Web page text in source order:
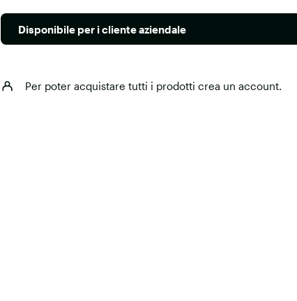
Disponibile per i cliente aziendale
Per poter acquistare tutti i prodotticrea un account.